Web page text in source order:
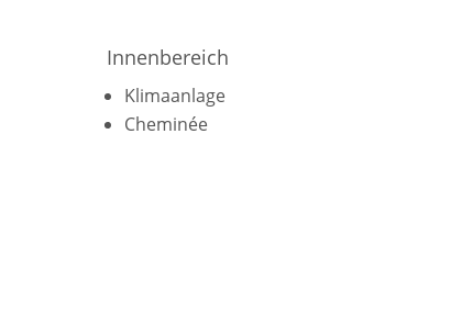
Innenbereich
Klimaanlage
Cheminée